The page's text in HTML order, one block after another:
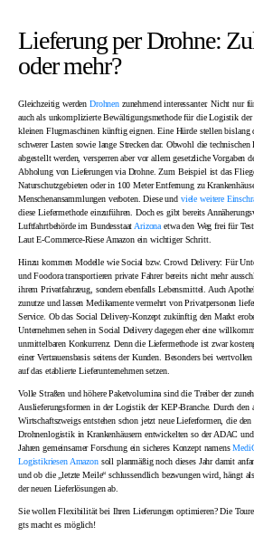
Lieferung per Drohne:
oder mehr?
Gleichzeitig werden Drohnenzunehmend interessanter. Nicht nur
auch als unkomplizierte Bewältigungsmethode für die Logistik
kleinen Flugmaschinen künftig eignen. Eine Hürde stellen bislang
schwerer Lasten sowie lange Strecken dar. Obwohl die technischen
abgestellt werden, versperren aber vor allem gesetzliche Vorgaben
Abholung von Lieferungen via Drohne. Zum Beispiel ist das
Naturschutzgebieten oder in 100 Meter Entfernung zu
Menschenansammlungen verboten. Diese und viele weitere
diese Liefermethode einzuführen. Doch es gibt bereits
Luftfahrtbehörde im Bundesstaat Arizona etwa den Weg frei für
Laut E-Commerce-Riese Amazon ein wichtiger Schritt.
Hinzu kommen Modelle wie Social bzw. Crowd Delivery: Für
und Foodora transportieren private Fahrer bereits nicht mehr
ihrem Privatfahrzeug, sondern ebenfalls Lebensmittel. Auch
zunutze und lassen Medikamente vermehrt von Privatpersonen
Service. Ob das Social Delivery-Konzept zukünftig den Markt
Unternehmen sehen in Social Delivery dagegen eher eine
unmittelbaren Konkurrenz. Denn die Liefermethode ist zwar
einer Vertrauensbasis seitens der Kunden. Besonders bei
auf das etablierte Lieferunternehmen setzen.
Volle Straßen und höhere Paketvolumina sind die Treiber der
Auslieferungsformen in der Logistik der KEP-Branche. Durch den
Wirtschaftszweigs entstehen schon jetzt neue Lieferformen, die
Drohnenlogistik in Krankenhäusern entwickelten so der ADAC
Jahren gemeinsamer Forschung ein sicheres Konzept namens
Logistikriesen Amazonsoll planmäßig noch dieses Jahr damit
und ob die „letzte Meile“ schlussendlich bezwungen wird, hängt
der neuen Lieferlösungen ab.
Sie wollen Flexibilität bei Ihren Lieferungen optimieren? Die
gts macht es möglich!